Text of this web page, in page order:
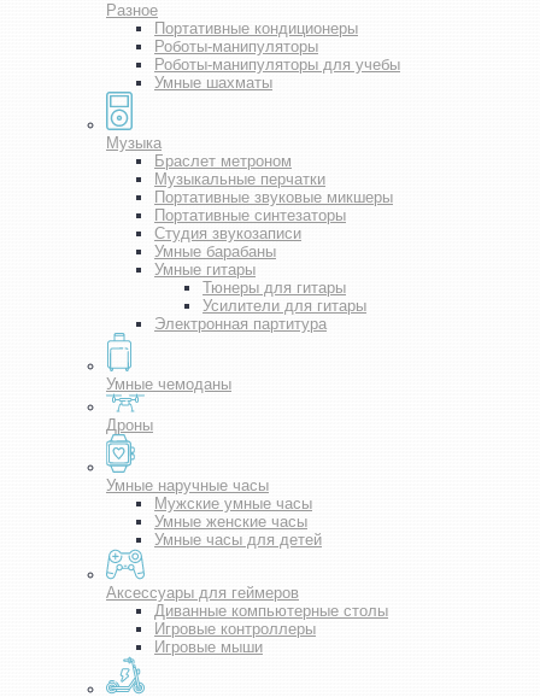
Разное
Портативные кондиционеры
Роботы-манипуляторы
Роботы-манипуляторы для учебы
Умные шахматы
Музыка
Браслет метроном
Музыкальные перчатки
Портативные звуковые микшеры
Портативные синтезаторы
Студия звукозаписи
Умные барабаны
Умные гитары
Тюнеры для гитары
Усилители для гитары
Электронная партитура
Умные чемоданы
Дроны
Умные наручные часы
Мужские умные часы
Умные женские часы
Умные часы для детей
Аксессуары для геймеров
Диванные компьютерные столы
Игровые контроллеры
Игровые мыши